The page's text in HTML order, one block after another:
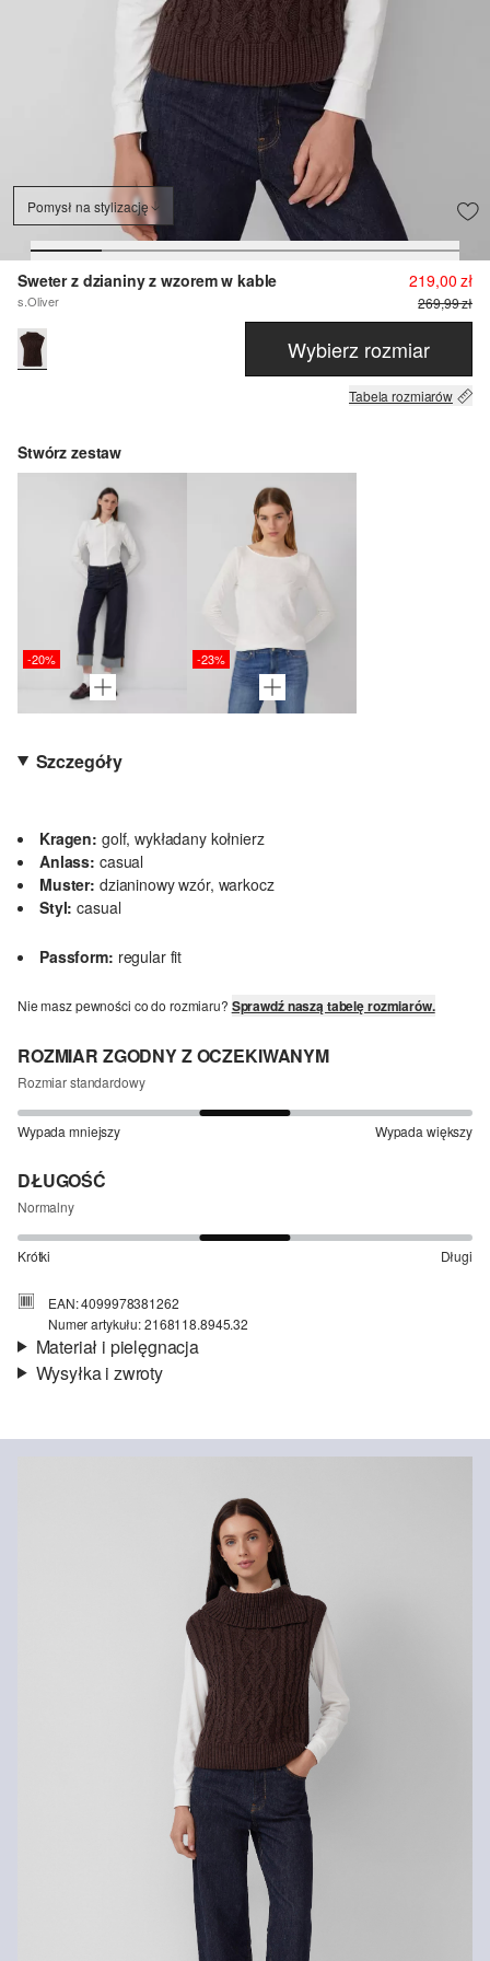
Pomysł na stylizację
Sweter z dzianiny z wzorem w kable
s.Oliver
219,00 zł
269,99 zł
Wybierz rozmiar
Tabela rozmiarów
Stwórz zestaw
-20% -23%
Szczegóły
Kragen: golf, wykładany kołnierz
Anlass: casual
Muster: dzianinowy wzór, warkocz
Styl: casual
Passform: regular fit
Nie masz pewności co do rozmiaru? Sprawdź naszą tabelę rozmiarów.
ROZMIAR ZGODNY Z OCZEKIWANYM
Rozmiar standardowy
Wypada mniejszy Wypada większy
DŁUGOŚĆ
Normalny
Krótki Długi
EAN: 4099978381262
Numer artykułu: 2168118.8945.32
Materiał i pielęgnacja
ciepły od wewnątrz
Nie wybielać/nie chlorować
Nie suszyć w suszarce bębnowej
Prasować w niskiej temperaturze
Nie czyścić chemicznie
Pranie bardzo delikatne 30°C
Wysyłka i zwroty
Czas dostawy jest wyświetlany podczas procesu zamówienia (kroki
Koszt wysyłki wynosi 15 zł (opłata ryczałtowa).
Zwrot produktów możliwy jest w ciągu 14 dni.